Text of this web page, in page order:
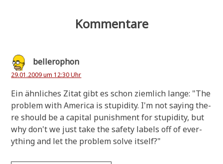
Kommentare
bellerophon
29.01.2009 um 12:30 Uhr
Ein ähn­li­ches Zitat gibt es schon ziem­lich lan­ge: "The
pro­blem with Ame­ri­ca is stu­pi­di­ty. I'm not say­ing the­
re should be a capi­tal punish­ment for stu­pi­di­ty, but
why don't we just take the safe­ty labels off of ever­
ything and let the pro­blem sol­ve itself?"